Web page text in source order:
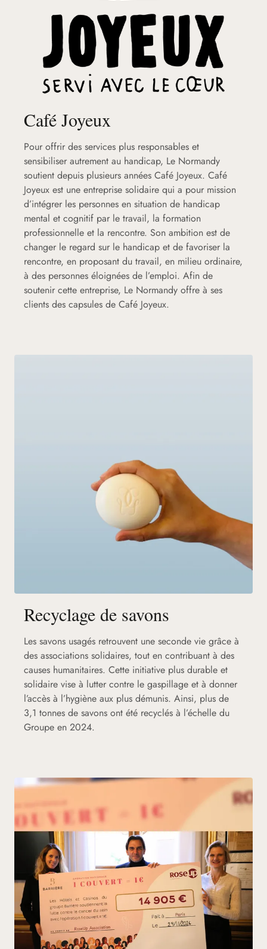
Café Joyeux
Pour offrir des services plus responsables et
sensibiliser autrement au handicap, Le Normandy
soutient depuis plusieurs années Café Joyeux. Café
Joyeux est une entreprise solidaire qui a pour mission
d’intégrer les personnes en situation de handicap
mental et cognitif par le travail, la formation
professionnelle et la rencontre. Son ambition est de
changer le regard sur le handicap et de favoriser la
rencontre, en proposant du travail, en milieu ordinaire,
à des personnes éloignées de l’emploi. Afin de
soutenir cette entreprise, Le Normandy offre à ses
clients des capsules de Café Joyeux.
Recyclage de savons
Les savons usagés retrouvent une seconde vie grâce à
des associations solidaires, tout en contribuant à des
causes humanitaires. Cette initiative plus durable et
solidaire vise à lutter contre le gaspillage et à donner
l’accès à l’hygiène aux plus démunis. Ainsi, plus de
3,1 tonnes de savons ont été recyclés à l’échelle du
Groupe en 2024.